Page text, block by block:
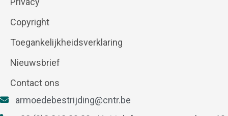
Copyright
Toegankelijkheidsverklaring
Nieuwsbrief
Contact ons
armoedebestrijding@cntr.be